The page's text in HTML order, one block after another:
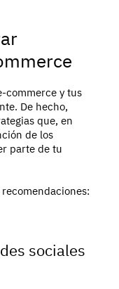
commerce y tus
De hecho,
que, en
de los
parte de tu
sociales